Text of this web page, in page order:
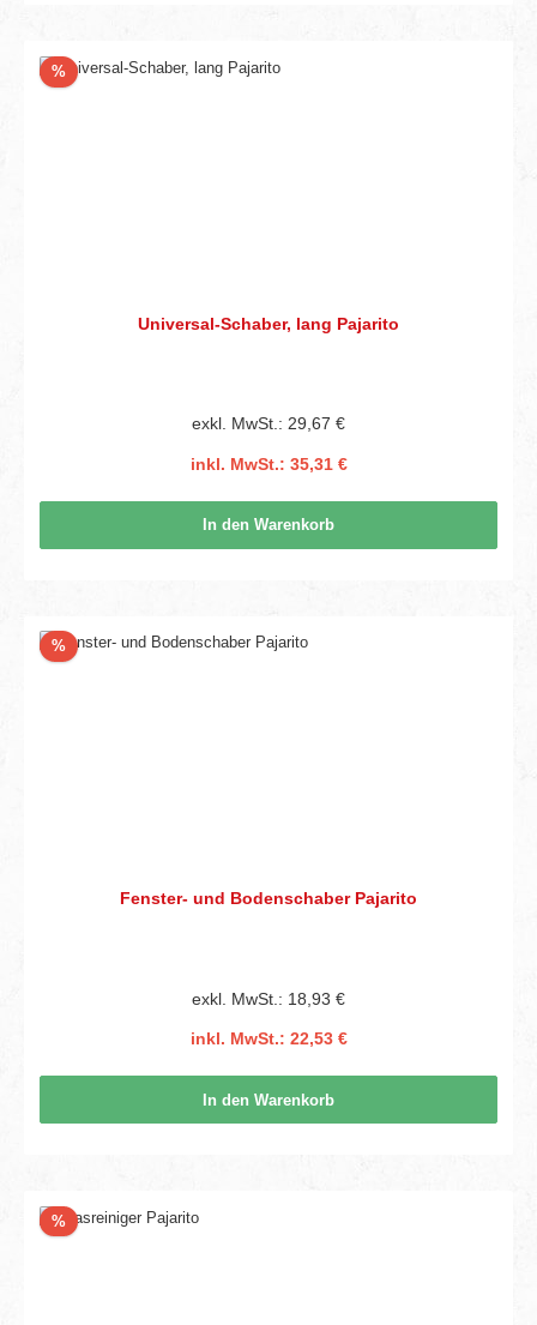
%Rabatt
Universal-Schaber, lang Pajarito
exkl. MwSt.: 29,67 €
inkl. MwSt.: 35,31 €
In den Warenkorb
%Rabatt
Fenster- und Bodenschaber Pajarito
exkl. MwSt.: 18,93 €
inkl. MwSt.: 22,53 €
In den Warenkorb
%Rabatt